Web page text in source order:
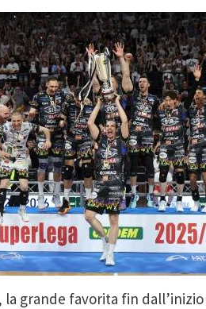
grande favorita fin